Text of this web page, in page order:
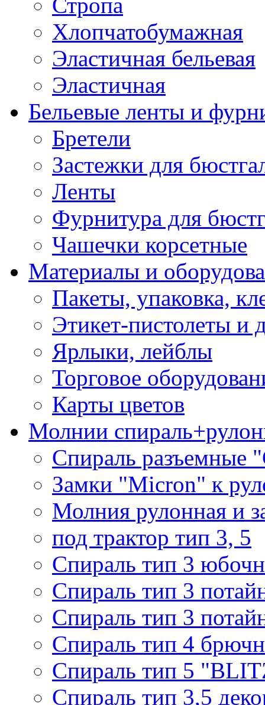
Хлопчатобумажная
Эластичная бельевая
Эластичная
Бельевые ленты и
Бретели
Застежки для
Ленты
Фурнитура для
Чашечки корсетные
Материалы и
Пакеты, упаковка,
Этикет-пистолеты и
Ярлыки, лейблы
Торговое
Карты цветов
Молнии
Спираль разъемные
Замки "Micron" к
Молния рулонная и
под трактор тип 3, 5
Спираль тип 3
Спираль тип 3
Спираль тип 3
Спираль тип 4
Спираль тип 5
Спираль тип 3,5